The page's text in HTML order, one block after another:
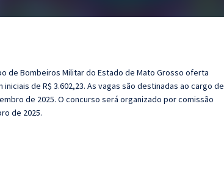
de Bombeiros Militar do Estado de Mato Grosso oferta
de R$ 3.602,23. As vagas são destinadas ao cargo de
de 2025. O concurso será organizado por comissão
de 2025.